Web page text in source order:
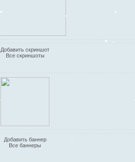
Добавить скриншот
Все скриншоты
Добавить баннер
Все баннеры